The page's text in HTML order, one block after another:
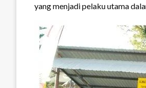
yang menjadi pelaku utama